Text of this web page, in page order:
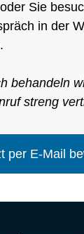
Sie
in der
behandeln
streng
per E-Mail